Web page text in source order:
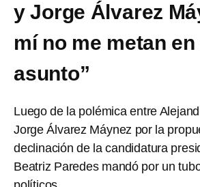
y Jorge Álvarez
mí no me metan en
asunto”
Luego de la polémica entre
Jorge Álvarez Máynez por la
declinación de la candidatura
Beatriz Paredes mandó por un